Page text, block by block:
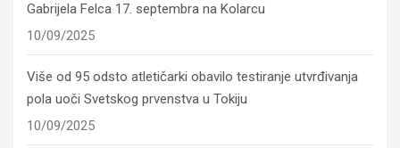
Gabrijela Felca 17. septembra na Kolarcu
10/09/2025
Više od 95 odsto atletičarki obavilo testiranje utvrđivanja
pola uoči Svetskog prvenstva u Tokiju
10/09/2025